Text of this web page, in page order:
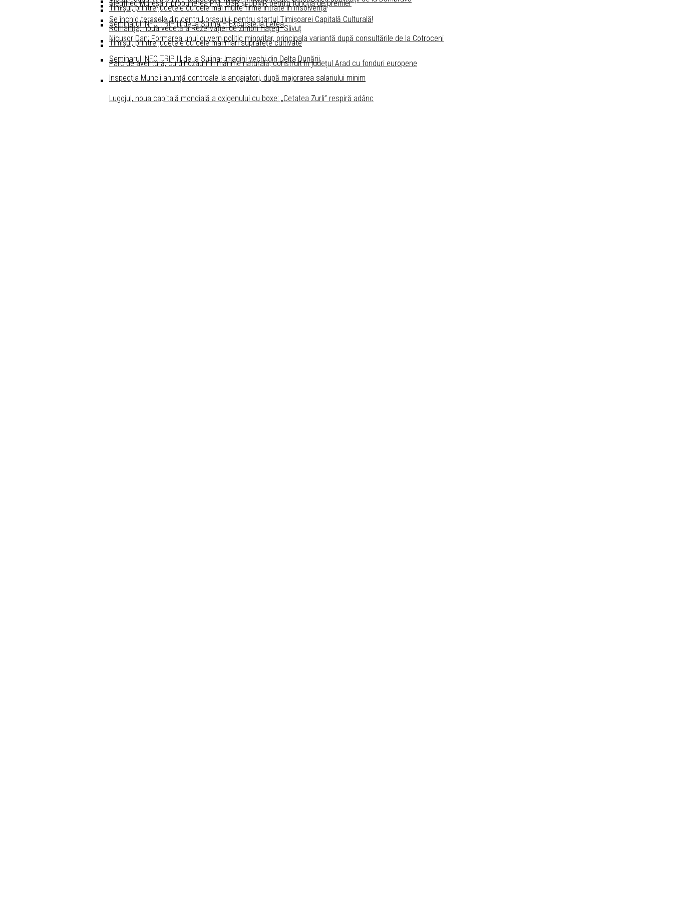
Siegfried Mureșan, propunerea PNL, USR și UDMR pentru funcţia de premier
Nicușor Dan: Formarea unui guvern politic minoritar, principala variantă după consultările de la Cotroceni
Timișul, printre județele cu cele mai multe firme intrate în insolvență
Timișul, printre județele cu cele mai mari suprafețe cultivate
Inspecția Muncii anunță controale la angajatori, după majorarea salariului minim
Se închid terasele din centrul oraşului, pentru startul Timişoarei Capitală Culturală!
Seminarul INFO TRIP III de la Sulina – Excursie la Letea
Seminarul INFO TRIP III de la Sulina- Imagini vechi din Delta Dunării
Romanița, noua vedetă a Rezervației de Zimbri Hațeg–Slivuț
Parc de aventură, cu dinozauri în mărime naturală, construit în județul Arad cu fonduri europene
Lugojul, noua capitală mondială a oxigenului cu boxe: „Cetatea Zurli” respiră adânc